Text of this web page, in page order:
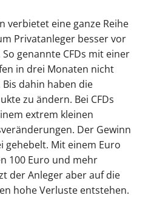
verbietet eine ganze Reihe
Privatanleger besser vor
genannte CFDs mit einer
in drei Monaten nicht
dahin haben die
zu ändern. Bei CFDs
extrem kleinen
Der Gewinn
gehebelt. Mit einem Euro
100 Euro und mehr
der Anleger aber auf die
hohe Verluste entstehen.